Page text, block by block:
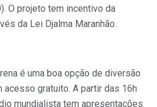
O projeto tem incentivo da
da Lei Djalma Maranhão.
é uma boa opção de diversão
gratuito. A partir das 16h
mundialista tem apresentações